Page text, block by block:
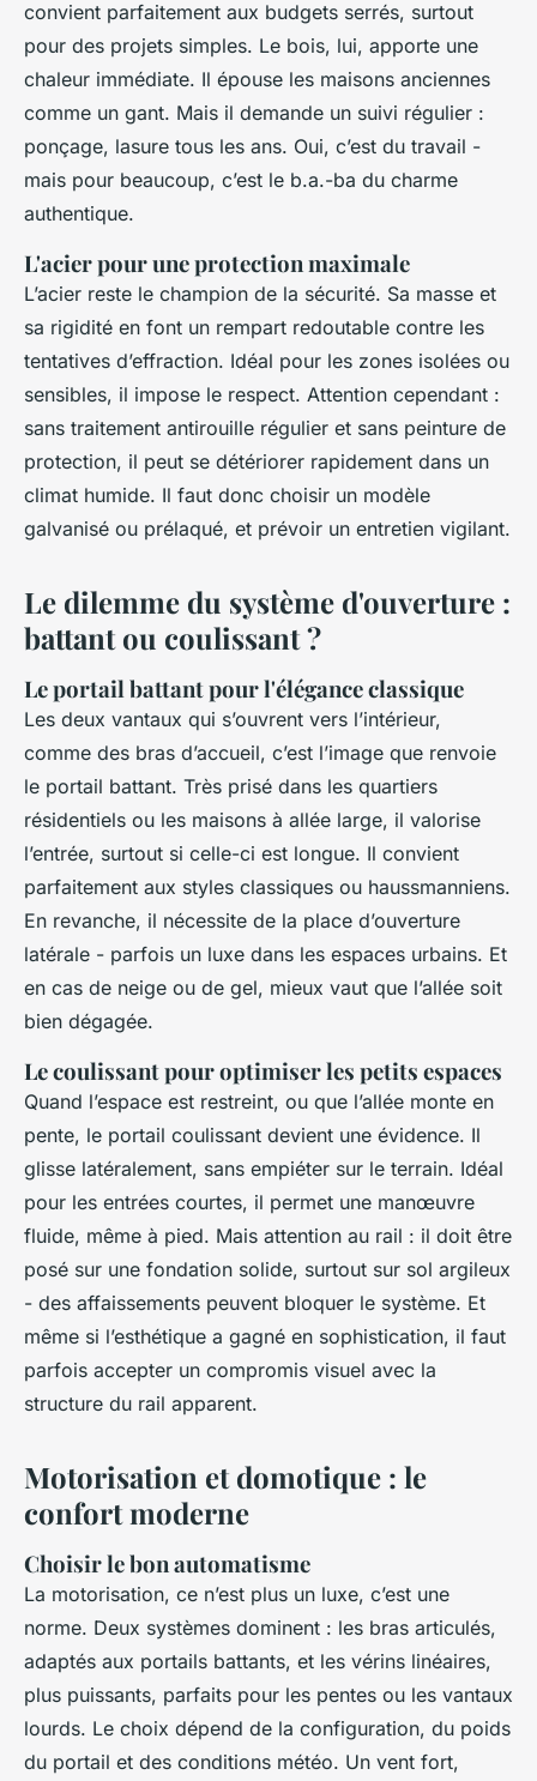
convient parfaitement aux budgets serrés, surtout
pour des projets simples. Le bois, lui, apporte une
chaleur immédiate. Il épouse les maisons anciennes
comme un gant. Mais il demande un suivi régulier :
ponçage, lasure tous les ans. Oui, c’est du travail -
mais pour beaucoup, c’est le b.a.-ba du charme
authentique.
L'acier pour une protection maximale
L’acier reste le champion de la sécurité. Sa masse et
sa rigidité en font un rempart redoutable contre les
tentatives d’effraction. Idéal pour les zones isolées ou
sensibles, il impose le respect. Attention cependant :
sans traitement antirouille régulier et sans peinture de
protection, il peut se détériorer rapidement dans un
climat humide. Il faut donc choisir un modèle
galvanisé ou prélaqué, et prévoir un entretien vigilant.
Le dilemme du système d'ouverture :
battant ou coulissant ?
Le portail battant pour l'élégance classique
Les deux vantaux qui s’ouvrent vers l’intérieur,
comme des bras d’accueil, c’est l’image que renvoie
le portail battant. Très prisé dans les quartiers
résidentiels ou les maisons à allée large, il valorise
l’entrée, surtout si celle-ci est longue. Il convient
parfaitement aux styles classiques ou haussmanniens.
En revanche, il nécessite de la place d’ouverture
latérale - parfois un luxe dans les espaces urbains. Et
en cas de neige ou de gel, mieux vaut que l’allée soit
bien dégagée.
Le coulissant pour optimiser les petits espaces
Quand l’espace est restreint, ou que l’allée monte en
pente, le portail coulissant devient une évidence. Il
glisse latéralement, sans empiéter sur le terrain. Idéal
pour les entrées courtes, il permet une manœuvre
fluide, même à pied. Mais attention au rail : il doit être
posé sur une fondation solide, surtout sur sol argileux
- des affaissements peuvent bloquer le système. Et
même si l’esthétique a gagné en sophistication, il faut
parfois accepter un compromis visuel avec la
structure du rail apparent.
Motorisation et domotique : le
confort moderne
Choisir le bon automatisme
La motorisation, ce n’est plus un luxe, c’est une
norme. Deux systèmes dominent : les bras articulés,
adaptés aux portails battants, et les vérins linéaires,
plus puissants, parfaits pour les pentes ou les vantaux
lourds. Le choix dépend de la configuration, du poids
du portail et des conditions météo. Un vent fort,